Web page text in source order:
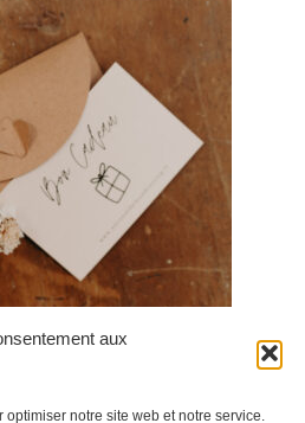
aux
notre site web et notre service.